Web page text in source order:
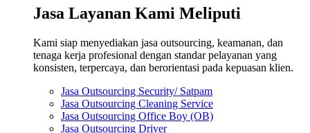
Jasa Layanan Kami Meliputi
Kami siap menyediakan jasa outsourcing, keamanan, dan
tenaga kerja profesional dengan standar pelayanan yang
konsisten, terpercaya, dan berorientasi pada kepuasan klien.
Jasa Outsourcing Security/ Satpam
Jasa Outsourcing Cleaning Service
Jasa Outsourcing Office Boy (OB)
Jasa Outsourcing Driver